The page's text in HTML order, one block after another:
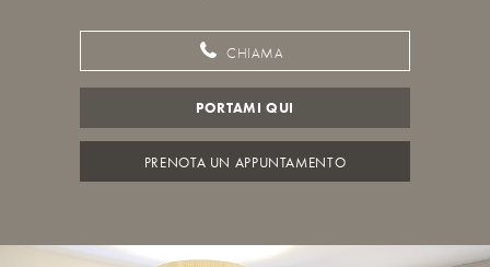
CHIAMA
PORTAMI QUI
PRENOTA UN APPUNTAMENTO